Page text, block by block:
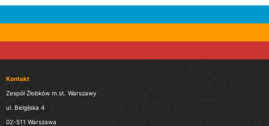
Kontakt
Zespół Żłobków m.st. Warszawy
ul. Belgijska 4
02-511 Warszawa